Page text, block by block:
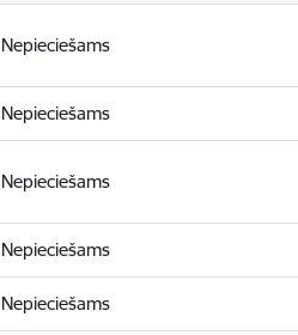
Nepieciešams
Nepieciešams
Nepieciešams
Nepieciešams
Nepieciešams